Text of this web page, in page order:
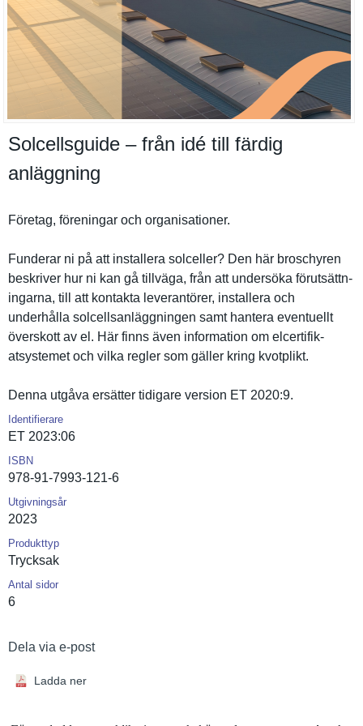
Solcellsguide – från idé till färdig
anläggning
Företag, föreningar och organisati­oner.
Funderar ni på att installera solceller? Den här broschyren
beskriver hur ni kan gå tillväga, från att undersöka förutsättn­
ingarna, till att kontakta leverantör­er, installera och
underhålla solcellsan­läggningen samt hantera eventuellt
överskott av el. Här finns även informatio­n om elcertifik­
atsystemet och vilka regler som gäller kring kvotplikt.
Denna utgåva ersätter tidigare version ET 2020:9.
Identifierare
ET 2023:06
ISBN
978-91-7993-121-6
Utgivningsår
2023
Produkttyp
Trycksak
Antal sidor
6
Dela via e-post
Ladda ner